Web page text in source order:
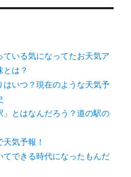
ン
屋
し
は
ど
う
ている気になってたお天気ア
とは？
はいつ？現在のような天気予
」とはなんだろう？道の駅の
気予報！
てできる時代になったもんだ